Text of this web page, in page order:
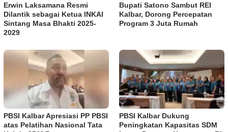
Erwin Laksamana Resmi
Dilantik sebagai Ketua INKAI
Sintang Masa Bhakti 2025-
2029
Bupati Satono Sambut REI
Kalbar, Dorong Percepatan
Program 3 Juta Rumah
PBSI Kalbar Apresiasi PP PBSI
atas Pelatihan Nasional Tata
PBSI Kalbar Dukung
Peningkatan Kapasitas SDM